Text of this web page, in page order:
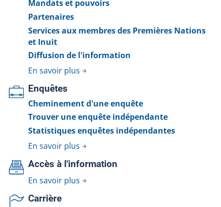
Mandats et pouvoirs
Partenaires
Services aux membres des Premières Nations
et Inuit
Diffusion de l'information
En savoir plus
Enquêtes
Cheminement d'une enquête
Trouver une enquête indépendante
Statistiques enquêtes indépendantes
En savoir plus
Accès à l'information
En savoir plus
Carrière